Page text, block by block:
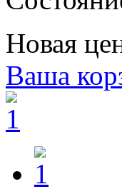
Новая
Ваша